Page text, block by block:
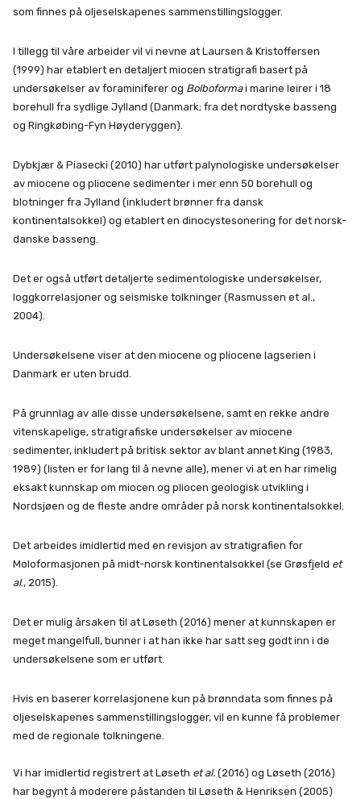
som finnes på oljeselskapenes sammenstillingslogger.
I tillegg til våre arbeider vil vi nevne at Laursen & Kristoffersen
(1999) har etablert en detaljert miocen stratigrafi basert på
undersøkelser av foraminiferer og Bolboformai marine leirer i 18
borehull fra sydlige Jylland (Danmark; fra det nordtyske basseng
og Ringkøbing-Fyn Høyderyggen).
Dybkjær & Piasecki (2010) har utført palynologiske undersøkelser
av miocene og pliocene sedimenter i mer enn 50 borehull og
blotninger fra Jylland (inkludert brønner fra dansk
kontinentalsokkel) og etablert en dinocystesonering for det norsk-
danske basseng.
Det er også utført detaljerte sedimentologiske undersøkelser,
loggkorrelasjoner og seismiske tolkninger (Rasmussen et al.,
2004).
Undersøkelsene viser at den miocene og pliocene lagserien i
Danmark er uten brudd.
På grunnlag av alle disse undersøkelsene, samt en rekke andre
vitenskapelige, stratigrafiske undersøkelser av miocene
sedimenter, inkludert på britisk sektor av blant annet King (1983,
1989) (listen er for lang til å nevne alle), mener vi at en har rimelig
eksakt kunnskap om miocen og pliocen geologisk utvikling i
Nordsjøen og de fleste andre områder på norsk kontinentalsokkel.
Det arbeides imidlertid med en revisjon av stratigrafien for
Moloformasjonen på midt-norsk kontinentalsokkel (se Grøsfjeld et
al., 2015).
Det er mulig årsaken til at Løseth (2016) mener at kunnskapen er
meget mangelfull, bunner i at han ikke har satt seg godt inn i de
undersøkelsene som er utført.
Hvis en baserer korrelasjonene kun på brønndata som finnes på
oljeselskapenes sammenstillingslogger, vil en kunne få problemer
med de regionale tolkningene.
Vi har imidlertid registrert at Løseth et al. (2016) og Løseth (2016)
har begynt å moderere påstanden til Løseth & Henriksen (2005)